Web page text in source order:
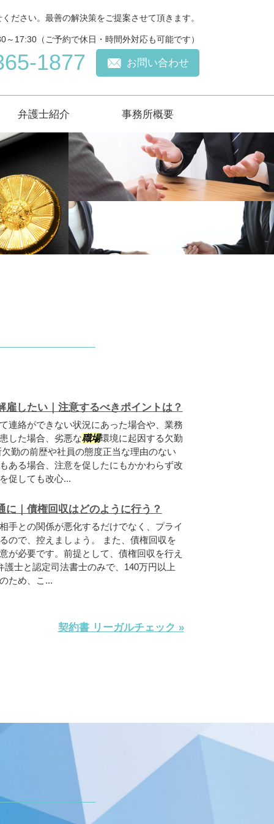
ださい。最善の解決策をご提案させて頂きます。
～17:30（ご予約で休日・時間外対応も可能です）
1877 お問い合わせ
弁護士紹介 事務所概要
したい｜注意するべきポイントは？
連絡ができない状況にあった場合や、業務
した場合、劣悪な職場環境に起因する欠勤
勤の前歴や社員の態度正当な理由のない
ある場合、注意を促したにもかかわらず改
促しても改心...
｜債権回収はどのように行う？
手との関係が悪化するだけでなく、プライ
ので、控えましょう。 また、債権回収を
が必要です。前提として、債権回収を行え
士と認定司法書士のみで、140万円以上
ため、こ...
契約書 リーガルチェック »